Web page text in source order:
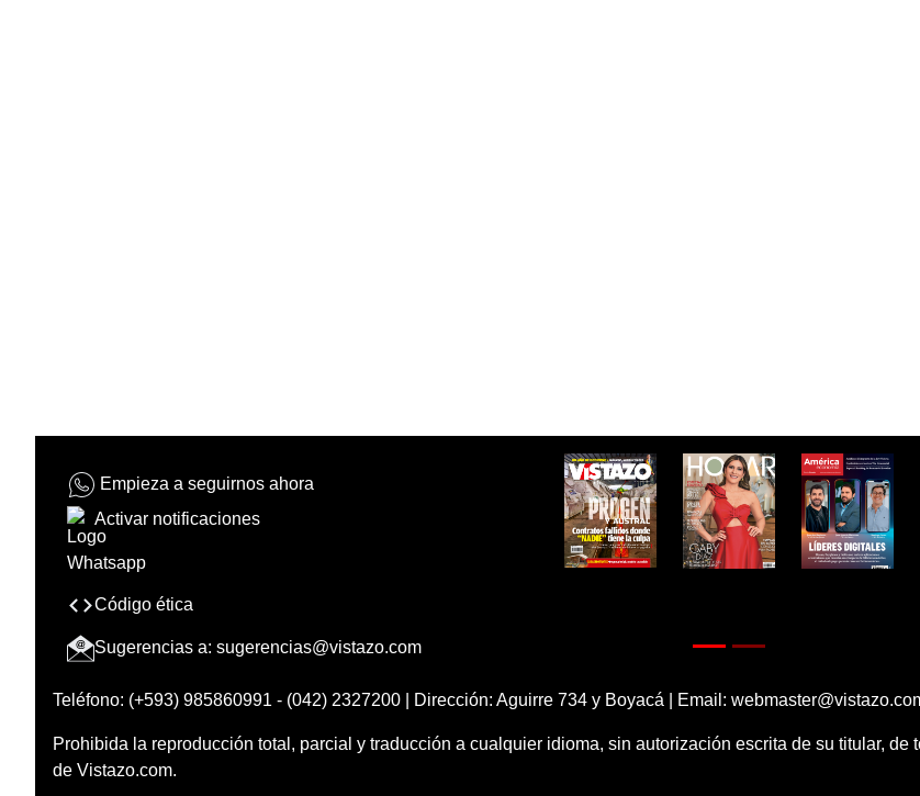
Empieza a seguirnos ahora
Activar notificaciones
Código ética
Sugerencias a: sugerencias@vistazo.com
Teléfono: (+593) 985860991 - (042) 2327200 | Dirección: Aguirre 734 y Boyacá | Email:
Prohibida la reproducción total, parcial y traducción a cualquier idioma, sin autorización escrita de su titular, de
de Vistazo.com.